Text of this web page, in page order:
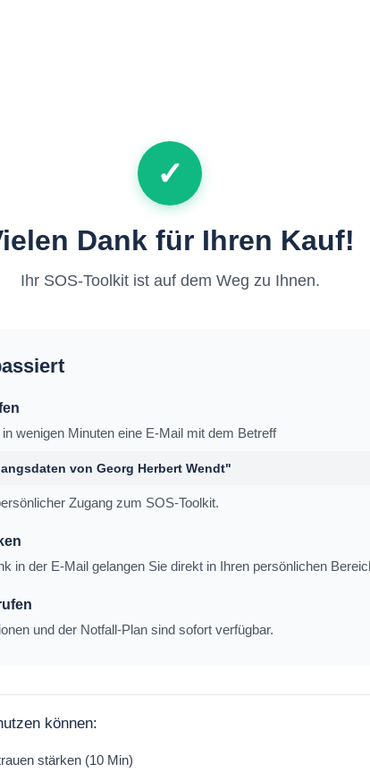
✓
Dank für Ihren Kauf!
Ihr SOS-Toolkit ist auf dem Weg zu Ihnen.
in wenigen Minuten eine E-Mail mit dem Betreff
von Georg Herbert Wendt"
Zugang zum SOS-Toolkit.
in der E-Mail gelangen Sie direkt in Ihren persönlichen
und der Notfall-Plan sind sofort verfügbar.
können:
stärken (10 Min)